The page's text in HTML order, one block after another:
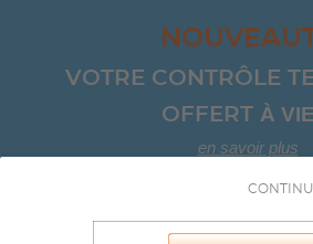
VOTRE CONTRÔLE
OFFERT À
en savoir plus
Aller au contenu